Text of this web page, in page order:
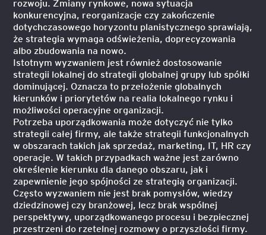
rozwoju. Zmiany rynkowe, nowa sytuacja
konkurencyjna, reorganizacje czy zakończenie
dotychczasowego horyzontu planistycznego sprawiają,
że strategia wymaga odświeżenia, doprecyzowania
albo zbudowania na nowo.
Istotnym wyzwaniem jest również dostosowanie
strategii lokalnej do strategii globalnej grupy lub spółki
dominującej. Oznacza to przełożenie globalnych
kierunków i priorytetów na realia lokalnego rynku i
możliwości operacyjne organizacji.
Potrzeba uporządkowania może dotyczyć nie tylko
strategii całej firmy, ale także strategii funkcjonalnych
w obszarach takich jak sprzedaż, marketing, IT, HR czy
operacje. W takich przypadkach ważne jest zarówno
określenie kierunku dla danego obszaru, jak i
zapewnienie jego spójności ze strategią organizacji.
Często wyzwaniem nie jest brak pomysłów, wiedzy
dziedzinowej czy branżowej, lecz brak wspólnej
perspektywy, uporządkowanego procesu i bezpiecznej
przestrzeni do rzetelnej rozmowy o przyszłości firmy.